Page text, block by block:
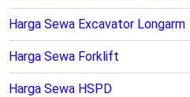
Harga Sewa Excavator Longarm
Harga Sewa Forklift
Harga Sewa HSPD